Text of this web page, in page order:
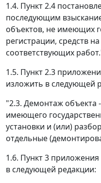
1.4. Пункт 2.4
последующим
объектов, не имеющих
регистрации, средств
соответствующих
1.5. Пункт 2.3
изложить в следующей
"2.3. Демонтаж объекта
имеющего
установки и (или)
отдельные
1.6. Пункт 3
в следующей редакции: